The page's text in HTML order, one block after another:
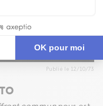
Publié le 12/10/73